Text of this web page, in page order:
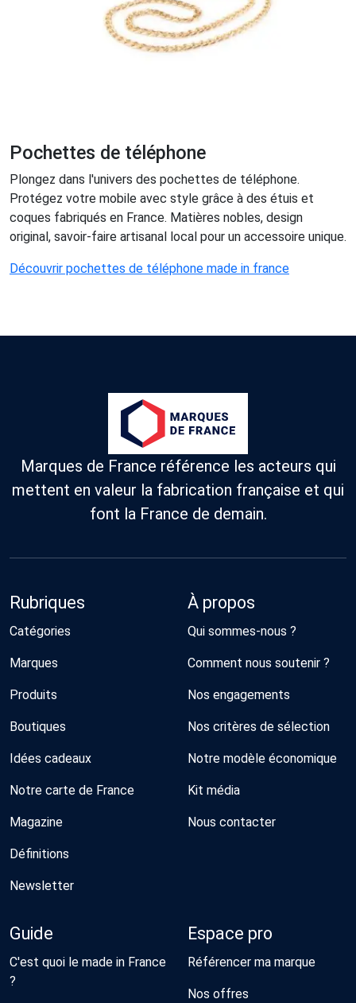
Pochettes de téléphone
Plongez dans l'univers des pochettes de téléphone.
Protégez votre mobile avec style grâce à des étuis et
coques fabriqués en France. Matières nobles, design
original, savoir-faire artisanal local pour un accessoire unique.
Découvrir pochettes de téléphone made in france
Marques de France référence les acteurs qui
mettent en valeur la fabrication française et qui
font la France de demain.
Rubriques
Catégories
Marques
Produits
Boutiques
Idées cadeaux
Notre carte de France
Magazine
Définitions
Newsletter
À propos
Qui sommes-nous ?
Comment nous soutenir ?
Nos engagements
Nos critères de sélection
Notre modèle économique
Kit média
Nous contacter
Guide
C'est quoi le made in France
?
Espace pro
Référencer ma marque
Nos offres